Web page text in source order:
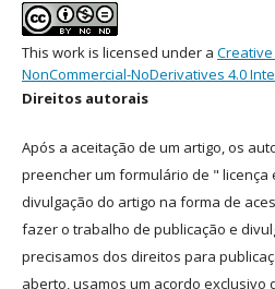
This work is licensed under a
NonCommercial-NoDerivatives 4.0
Direitos autorais
Após a aceitação de um artigo, os
preencher um formulário de " licença
divulgação do artigo na forma de
fazer o trabalho de publicação e
precisamos dos direitos para
aberto, usamos um acordo exclusivo